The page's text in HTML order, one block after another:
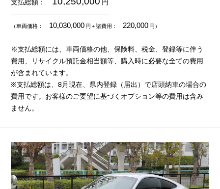
（車両価格： 10,030,000円+ 諸費用： 220,000円）
※支払総額には、車両価格の他、保険料、税金、登録等に伴う
費用、リサイクル預託金相当額等、購入時に必要な全ての費用
が含まれています。
※支払総額は、8月現在、県内登録（届出）で店頭納車の場合の
費用です。お客様のご要望に基づくオプション等の費用は含み
ません。